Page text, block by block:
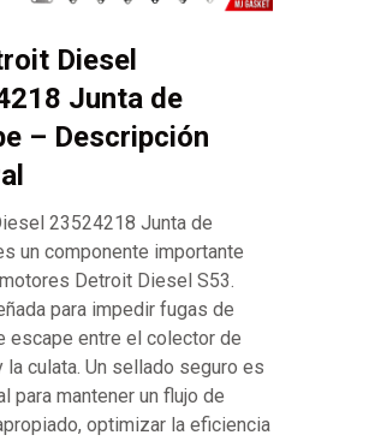
Diesel
Junta de
– Descripción
23524218 Junta de
un componente importante
Detroit Diesel S53.
para impedir fugas de
escape entre el colector de
la culata. Un sellado seguro es
para mantener un flujo de
optimizar la eficiencia